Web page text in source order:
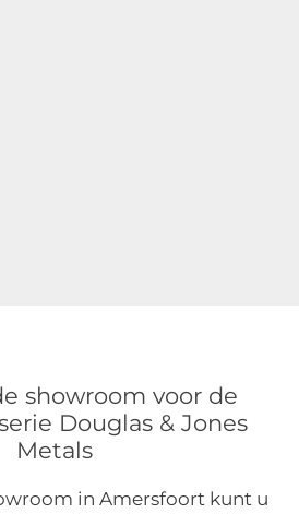
showroom voor de
Douglas & Jones
Metals
in Amersfoort kunt u